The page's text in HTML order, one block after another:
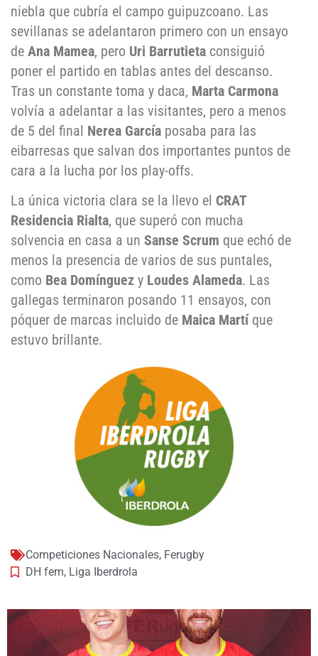
niebla que cubría el campo guipuzcoano. Las
sevillanas se adelantaron primero con un ensayo
de Ana Mamea, pero Uri Barrutieta consiguió
poner el partido en tablas antes del descanso.
Tras un constante toma y daca, Marta Carmona
volvía a adelantar a las visitantes, pero a menos
de 5 del final Nerea García posaba para las
eibarresas que salvan dos importantes puntos de
cara a la lucha por los play-offs.
La única victoria clara se la llevo el CRAT
Residencia Rialta, que superó con mucha
solvencia en casa a un Sanse Scrum que echó de
menos la presencia de varios de sus puntales,
como Bea Domínguez y Loudes Alameda. Las
gallegas terminaron posando 11 ensayos, con
póquer de marcas incluido de Maica Martíque
estuvo brillante.
Competiciones Nacionales, Ferugby
DH fem, Liga Iberdrola